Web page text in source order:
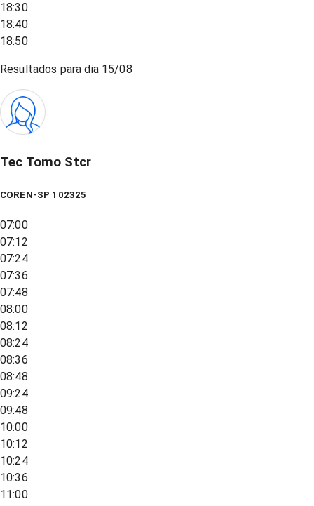
18:30
18:40
18:50
Resultados para dia 15/08
Tec Tomo Stcr
COREN-SP 102325
07:00
07:12
07:24
07:36
07:48
08:00
08:12
08:24
08:36
08:48
09:24
09:48
10:00
10:12
10:24
10:36
11:00